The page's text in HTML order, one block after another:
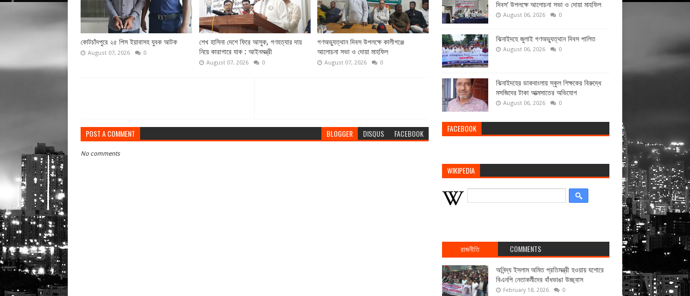
কোটচাঁদপুরে ২৫ পিস ইয়াবাসহ যুবক আটক
August 07, 2026 0
শেখ হাসিনা দেশে ফিরে আসুক, গণহত্যার দায়
নিয়ে কারাগারে যাক : আইনমন্ত্রী
August 07, 2026 0
গণঅভ্যুত্থান দিবস উপলক্ষে কালীগঞ্জে
আলোচনা সভা ও দোয়া মাহফিল
August 07, 2026 0
POST A COMMENT BLOGGER DISQUS FACEBOOK
No comments
দিবস’ উপলক্ষে আলোচনা সভা ও দোয়া মাহফিল
August 06, 2026 0
ঝিনাইদহে জুলাই গণঅভ্যুত্থান দিবস পালিত
August 06, 2026 0
ঝিনাইদহের ডাকবাংলায় স্কুল শিক্ষকের বিরুদ্ধে
মসজিদের টাকা আত্মসাতের অভিযোগ
August 06, 2026 0
FACEBOOK
WIKIPEDIA
রাজনীতি COMMENTS
অনিন্দ্য ইসলাম অমিত প্রতিমন্ত্রী হওয়ায় যশোরে
বিএনপি নেতাকর্মীদের বাঁধভাঙা উচ্ছ্বাস
February 18, 2026 0